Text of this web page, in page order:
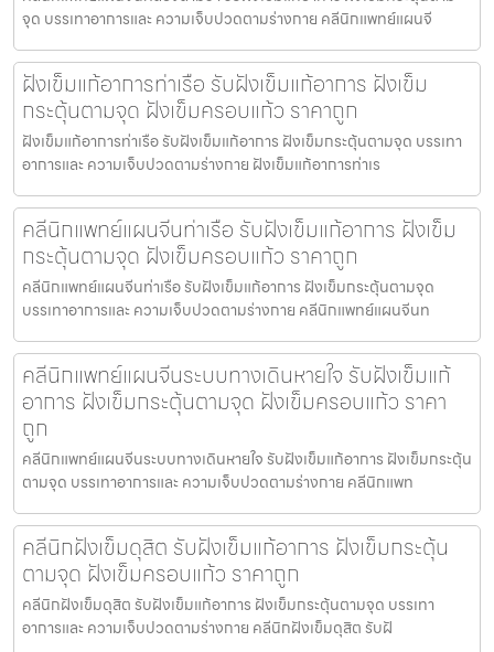
จุด บรรเทาอาการและ ความเจ็บปวดตามร่างกาย คลีนิกแพทย์แผนจี
ฝังเข็มแก้อาการท่าเรือ รับฝังเข็มแก้อาการ ฝังเข็ม
กระตุ้นตามจุด ฝังเข็มครอบแก้ว ราคาถูก
ฝังเข็มแก้อาการท่าเรือ รับฝังเข็มแก้อาการ ฝังเข็มกระตุ้นตามจุด บรรเทา
อาการและ ความเจ็บปวดตามร่างกาย ฝังเข็มแก้อาการท่าเร
คลีนิกแพทย์แผนจีนท่าเรือ รับฝังเข็มแก้อาการ ฝังเข็ม
กระตุ้นตามจุด ฝังเข็มครอบแก้ว ราคาถูก
คลีนิกแพทย์แผนจีนท่าเรือ รับฝังเข็มแก้อาการ ฝังเข็มกระตุ้นตามจุด
บรรเทาอาการและ ความเจ็บปวดตามร่างกาย คลีนิกแพทย์แผนจีนท
คลีนิกแพทย์แผนจีนระบบทางเดินหายใจ รับฝังเข็มแก้
อาการ ฝังเข็มกระตุ้นตามจุด ฝังเข็มครอบแก้ว ราคา
ถูก
คลีนิกแพทย์แผนจีนระบบทางเดินหายใจ รับฝังเข็มแก้อาการ ฝังเข็มกระตุ้น
ตามจุด บรรเทาอาการและ ความเจ็บปวดตามร่างกาย คลีนิกแพท
คลีนิกฝังเข็มดุสิต รับฝังเข็มแก้อาการ ฝังเข็มกระตุ้น
ตามจุด ฝังเข็มครอบแก้ว ราคาถูก
คลีนิกฝังเข็มดุสิต รับฝังเข็มแก้อาการ ฝังเข็มกระตุ้นตามจุด บรรเทา
อาการและ ความเจ็บปวดตามร่างกาย คลีนิกฝังเข็มดุสิต รับฝั